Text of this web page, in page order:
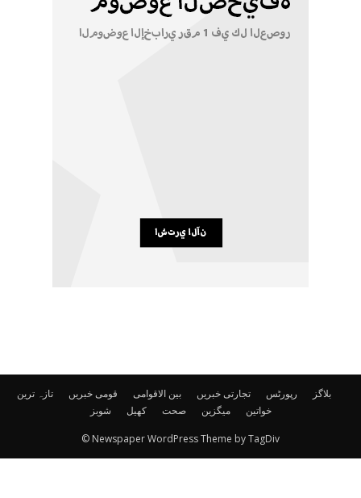
تازہ ترین قومی خبریں بین الاقوامی تجارتی خبریں رپورٹس
بلاگز
شوبز
کھیل صحت میگزین خواتین
© Newspaper WordPress Theme by TagDiv